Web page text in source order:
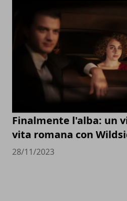
Finalmente l'alba: un
vita romana con
28/11/2023